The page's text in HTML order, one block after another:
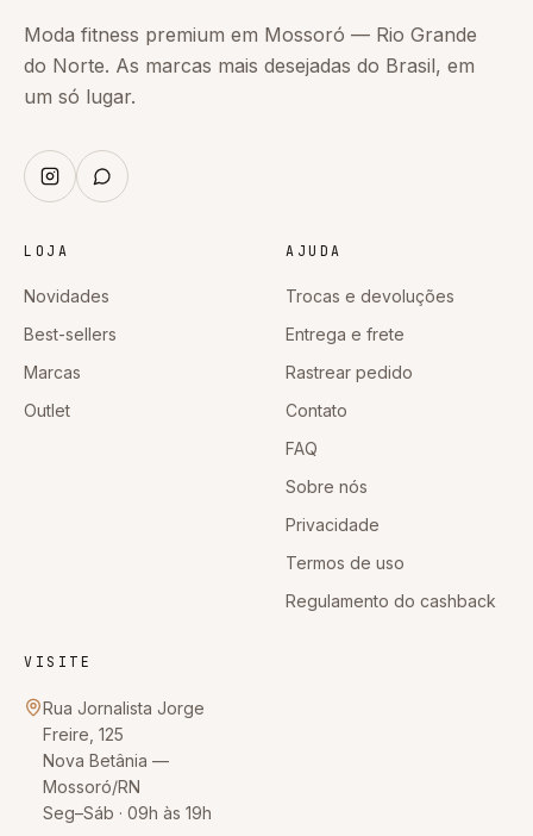
Moda fitness premium em Mossoró — Rio Grande
do Norte. As marcas mais desejadas do Brasil, em
um só lugar.
LOJA
Novidades
Best-sellers
Marcas
Outlet
AJUDA
Trocas e devoluções
Entrega e frete
Rastrear pedido
Contato
FAQ
Sobre nós
Privacidade
Termos de uso
Regulamento do cashback
VISITE
Rua Jornalista Jorge
Freire, 125
Nova Betânia —
Mossoró/RN
Seg–Sáb · 09h às 19h